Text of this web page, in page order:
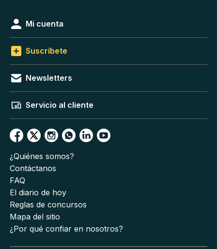
Mi cuenta
Suscríbete
Newsletters
Servicio al cliente
¿Quiénes somos?
Contáctanos
FAQ
El diario de hoy
Reglas de concursos
Mapa del sitio
¿Por qué confiar en nosotros?